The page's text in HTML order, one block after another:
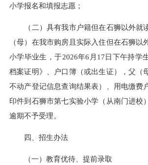
小学报名和填报志愿；
（二）具有我市户籍但在石狮以外就
（母）在我市购房且实际入住但在石狮以
小学毕业生，于2026年6月17日下午持学
档案证明》、户口簿（或出生证），父（
不动产登记信息查询结果表）、用电缴费
印件到石狮市第七实验小学（从南门进校
逾期不予受理。
四、招生办法
（一）教育优待、提前录取